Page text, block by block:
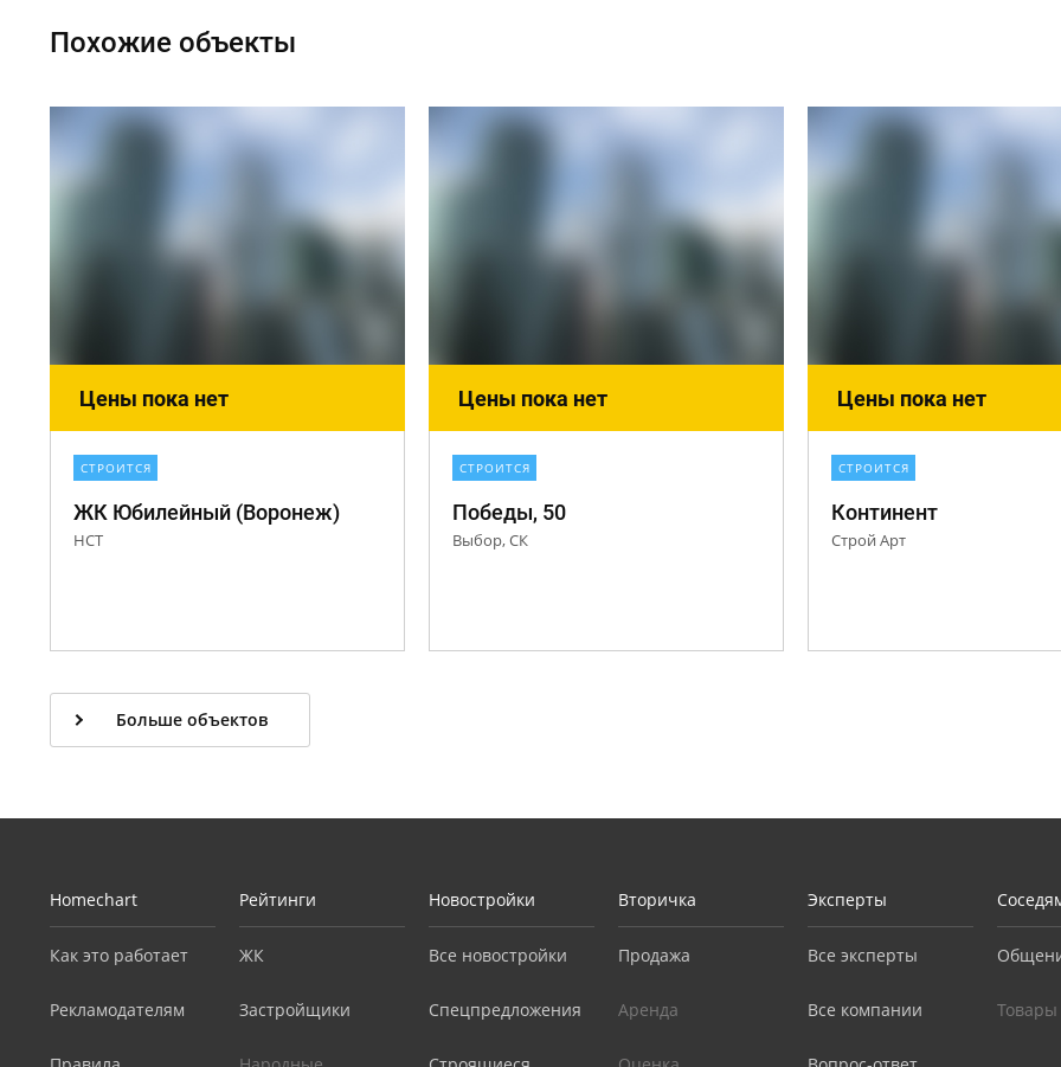
Похожие объекты
Цены пока нет
СТРОИТСЯ
ЖК Юбилейный (Воронеж)
НСТ
Цены пока нет
СТРОИТСЯ
Победы, 50
Выбор, СК
Цены пока нет
СТРОИТСЯ
Континент
Строй Арт
Больше объектов
Homechart
Как это работает
Рекламодателям
Рейтинги
ЖК
Застройщики
Новостройки
Все новостройки
Спецпредложения
Вторичка
Продажа
Аренда
Эксперты
Все эксперты
Все компании Товары